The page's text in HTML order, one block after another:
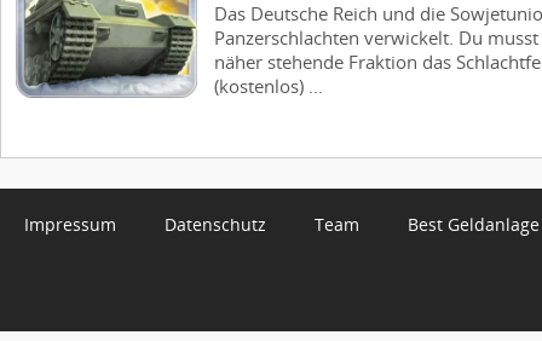
Das Deutsche Reich und die
Panzerschlachten verwickelt. Du
näher stehende Fraktion das
(kostenlos) ...
Impressum Datenschutz Team Best Geldanlage